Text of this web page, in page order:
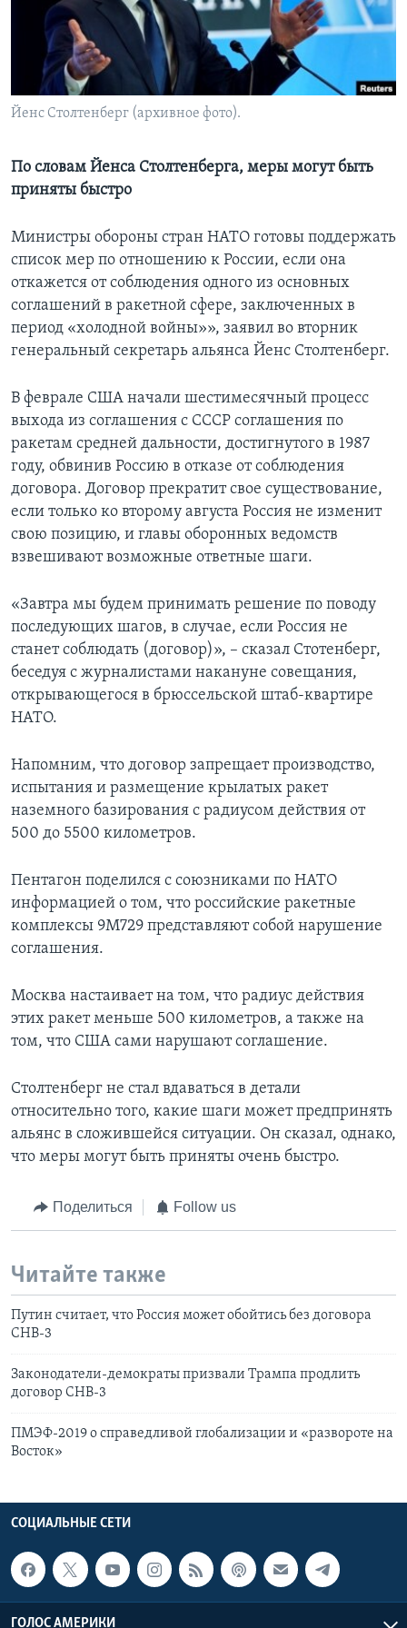
Learning English
СОЦИАЛЬНЫЕ СЕТИ
Языки
Йенс Столтенберг (архивное фото).
По словам Йенса Столтенберга, меры могут быть
приняты быстро
Министры обороны стран НАТО готовы поддержать
список мер по отношению к России, если она
откажется от соблюдения одного из основных
соглашений в ракетной сфере, заключенных в
период «холодной войны»», заявил во вторник
генеральный секретарь альянса Йенс Столтенберг.
В феврале США начали шестимесячный процесс
выхода из соглашения с СССР соглашения по
ракетам средней дальности, достигнутого в 1987
году, обвинив Россию в отказе от соблюдения
договора. Договор прекратит свое существование,
если только ко второму августа Россия не изменит
свою позицию, и главы оборонных ведомств
взвешивают возможные ответные шаги.
«Завтра мы будем принимать решение по поводу
последующих шагов, в случае, если Россия не
станет соблюдать (договор)», – сказал Стотенберг,
беседуя с журналистами накануне совещания,
открывающегося в брюссельской штаб-квартире
НАТО.
Напомним, что договор запрещает производство,
испытания и размещение крылатых ракет
наземного базирования с радиусом действия от
500 до 5500 километров.
Пентагон поделился с союзниками по НАТО
информацией о том, что российские ракетные
комплексы 9M729 представляют собой нарушение
соглашения.
Москва настаивает на том, что радиус действия
этих ракет меньше 500 километров, а также на
том, что США сами нарушают соглашение.
Столтенберг не стал вдаваться в детали
относительно того, какие шаги может предпринять
альянс в сложившейся ситуации. Он сказал, однако,
что меры могут быть приняты очень быстро.
Поделиться Follow us
Читайте также
Путин считает, что Россия может обойтись без договора
СНВ-3
Законодатели-демократы призвали Трампа продлить
договор СНВ-3
ПМЭФ-2019 о справедливой глобализации и «развороте на
Восток»
СОЦИАЛЬНЫЕ СЕТИ
ГОЛОС АМЕРИКИ